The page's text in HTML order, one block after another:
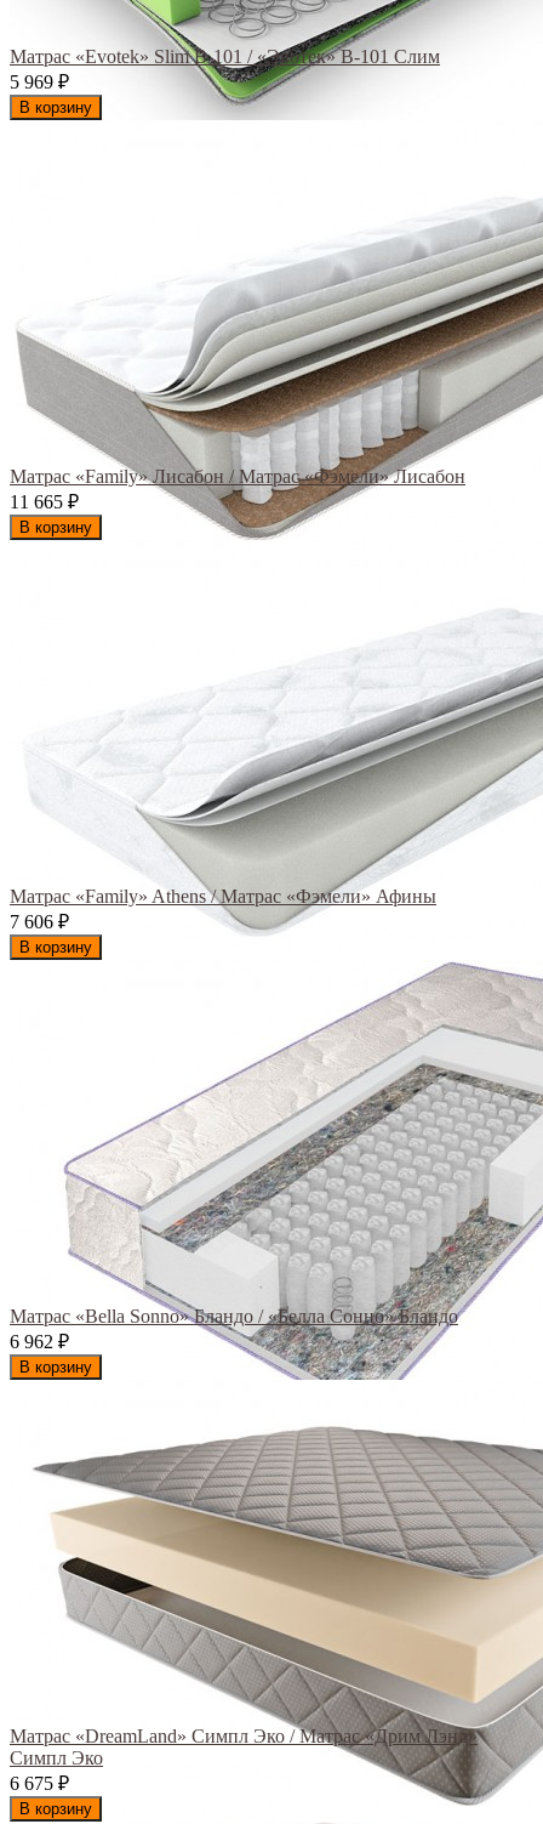
Матрас «Evotek» Slim B-101 / «Эвотек» B-101 Слим
5 969 ₽
В корзину
Матрас «Family» Лисабон / Матрас «Фэмели» Лисабон
11 665 ₽
В корзину
Матрас «Family» Athens / Матрас «Фэмели» Афины
7 606 ₽
В корзину
Матрас «Bella Sonno» Бландо / «Белла Сонно» Бландо
6 962 ₽
В корзину
Матрас «DreamLand» Симпл Эко / Матрас «Дрим Лэнд»
Симпл Эко
6 675 ₽
В корзину